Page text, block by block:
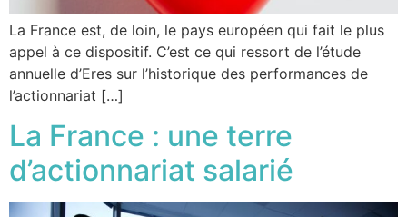
La France est, de loin, le pays européen qui fait le plus
appel à ce dispositif. C’est ce qui ressort de l’étude
annuelle d’Eres sur l’historique des performances de
l’actionnariat […]
La France : une terre
d’actionnariat salarié